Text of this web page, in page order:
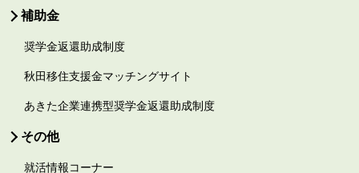
補助金
奨学金返還助成制度
秋田移住支援金マッチングサイト
あきた企業連携型奨学金返還助成制度
その他
就活情報コーナー